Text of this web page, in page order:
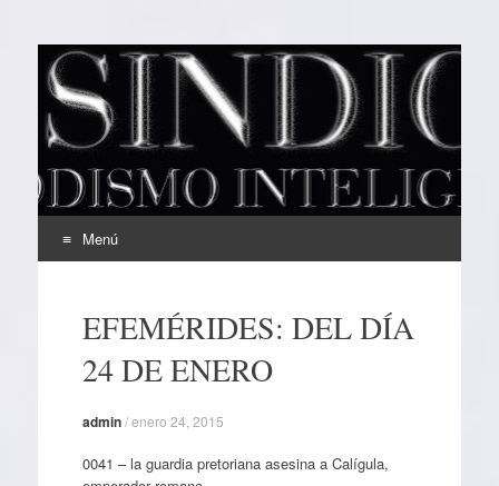
EL SINDICAL
Periodismo Inteligente
Menú
contenidoEFEMÉRIDES: DEL DÍA
24 DE ENERO
admin/enero 24, 2015
0041 – la guardia pretoriana asesina a Calígula,